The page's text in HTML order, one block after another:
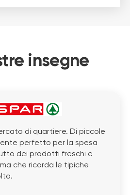
insegne
di quartiere. Di piccole
perfetto per la spesa
dei prodotti freschi e
che ricorda le tipiche